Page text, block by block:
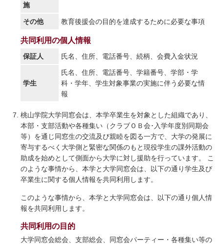
施
その他 教育後援会の目的を達成するために必要な事項
共同利用の個人情報
保証人 氏名、住所、電話番号、続柄、会費入金状況
学生
氏名、住所、電話番号、学籍番号、学部・学
科・学年、学生対象事業の実施に伴う必要な情
報
桃山学院大学同窓会は、本学卒業生を対象とした組織であり、
本部・支部活動や各種集い（クラブＯＢ会･入学年度別同期会
等）を通じ同窓生の交流及び親睦を図る一方で、大学の発展に
寄与するべく大学側と緊密な関係のもと現役学生の課外活動の
助成を始めとして側面から大学に対し援助を行っています。 こ
のような事情から、本学と大学同窓会は、以下の通り学生及び
卒業生に関する個人情報を共同利用します。
このような事情から、本学と大学同窓会は、以下の通り個人情
報を共同利用します。
共同利用の目的
大学同窓会総会、支部総会、同窓会パーティー・各種集い等の